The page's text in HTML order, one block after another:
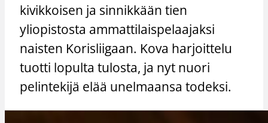
kivikkoisen ja sinnikkään tien
yliopistosta ammattilaispelaajaksi
naisten Korisliigaan. Kova harjoittelu
tuotti lopulta tulosta, ja nyt nuori
pelintekijä elää unelmaansa todeksi.